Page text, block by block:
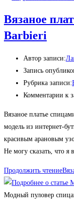
Вязаное
Barbieri
Автор записи:
Запись
Рубрика записи:
Комментарии к
Вязаное платье
модель из интернет-
красивым арановым
Не могу сказать, что я
Продолжить чтение
Модный пуловер